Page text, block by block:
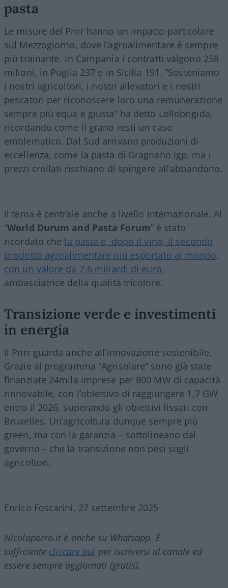
pasta
Le misure del Pnrr hanno un impatto particolare
sul Mezzogiorno, dove l’agroalimentare è sempre
più trainante. In Campania i contratti valgono 258
milioni, in Puglia 237 e in Sicilia 191. “Sosteniamo
i nostri agricoltori, i nostri allevatori e i nostri
pescatori per riconoscere loro una remunerazione
sempre più equa e giusta” ha detto Lollobrigida,
ricordando come il grano resti un caso
emblematico. Dal Sud arrivano produzioni di
eccellenza, come la pasta di Gragnano Igp, ma i
prezzi crollati rischiano di spingere all’abbandono.
Il tema è centrale anche a livello internazionale. Al
“World Durum and Pasta Forum” è stato
ricordato che la pasta è, dopo il vino, il secondo
prodotto agroalimentare più esportato al mondo,
con un valore da 7,6 miliardi di euro,
ambasciatrice della qualità tricolore.
Transizione verde e investimenti
in energia
Il Pnrr guarda anche all’innovazione sostenibile.
Grazie al programma “Agrisolare” sono già state
finanziate 24mila imprese per 800 MW di capacità
rinnovabile, con l’obiettivo di raggiungere 1,7 GW
entro il 2026, superando gli obiettivi fissati con
Bruxelles. Un’agricoltura dunque sempre più
green, ma con la garanzia – sottolineano dal
governo – che la transizione non pesi sugli
agricoltori.
Enrico Foscarini, 27 settembre 2025
Nicolaporro.it è anche su Whatsapp. È
sufficiente cliccare qui per iscriversi al canale ed
essere sempre aggiornati (gratis).